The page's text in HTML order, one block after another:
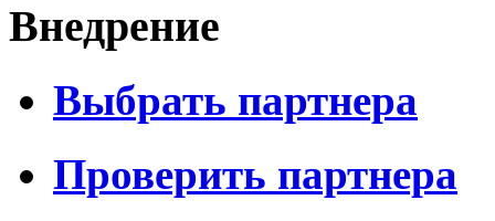
Внедрение
Выбрать партнера
Проверить партнера